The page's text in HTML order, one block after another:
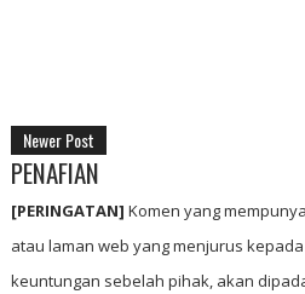
Newer Post
PENAFIAN
[PERINGATAN] Komen yang
atau laman web yang menjurus
keuntungan sebelah pihak, akan